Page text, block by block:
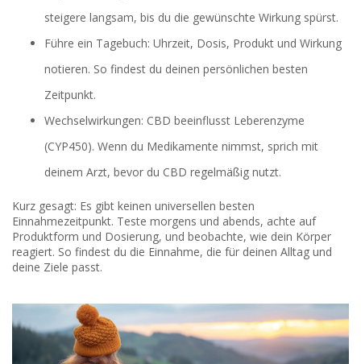
steigere langsam, bis du die gewünschte Wirkung spürst.
Führe ein Tagebuch: Uhrzeit, Dosis, Produkt und Wirkung
notieren. So findest du deinen persönlichen besten
Zeitpunkt.
Wechselwirkungen: CBD beeinflusst Leberenzyme
(CYP450). Wenn du Medikamente nimmst, sprich mit
deinem Arzt, bevor du CBD regelmäßig nutzt.
Kurz gesagt: Es gibt keinen universellen besten
Einnahmezeitpunkt. Teste morgens und abends, achte auf
Produktform und Dosierung, und beobachte, wie dein Körper
reagiert. So findest du die Einnahme, die für deinen Alltag und
deine Ziele passt.